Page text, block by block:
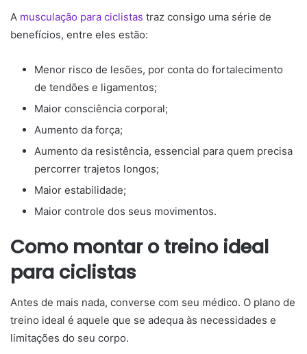
A musculação para ciclistas traz consigo uma série de
benefícios, entre eles estão:
Menor risco de lesões, por conta do fortalecimento
de tendões e ligamentos;
Maior consciência corporal;
Aumento da força;
Aumento da resistência, essencial para quem precisa
percorrer trajetos longos;
Maior estabilidade;
Maior controle dos seus movimentos.
Como montar o treino ideal
para ciclistas
Antes de mais nada, converse com seu médico. O plano de
treino ideal é aquele que se adequa às necessidades e
limitações do seu corpo.